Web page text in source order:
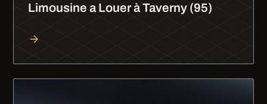
Limousine a Louer à Taverny (95)